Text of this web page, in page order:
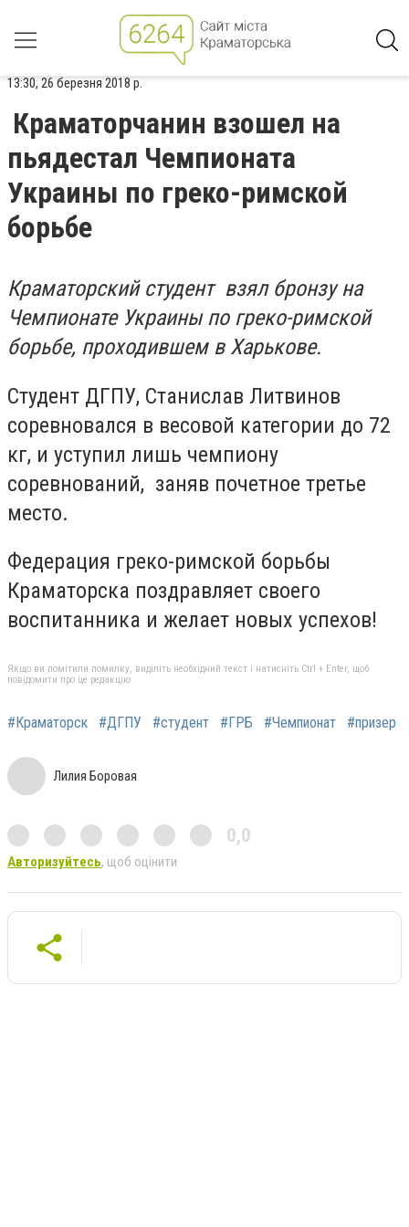
13:30, 26 березня 2018 р.
Краматорчанин взошел на
пьядестал Чемпионата
Украины по греко-римской
борьбе
Краматорский студент взял бронзу на
Чемпионате Украины по греко-римской
борьбе, проходившем в Харькове.
Студент ДГПУ, Станислав Литвинов
соревновался в весовой категории до 72
кг, и уступил лишь чемпиону
соревнований, заняв почетное третье
место.
Федерация греко-римской борьбы
Краматорска поздравляет своего
воспитанника и желает новых успехов!
Якщо ви помітили помилку, виділіть необхідний текст і натисніть Ctrl + Enter, щоб
повідомити про це редакцію
#Краматорск #ДГПУ #студент #ГРБ #Чемпионат #призер
Лилия Боровая
0,0
Авторизуйтесь, щоб оцінити